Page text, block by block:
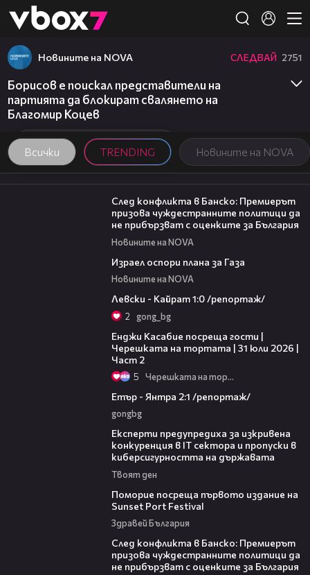
👾
Всички TRENDING Новините на NOVA
Новините на NOVA СЛЕДВАЙ 2751
Борисов е поискал представители на
партията да блокират свалянето на
Благомир Коцев
08:08
След конфликта в Банско: Премиерът
призова чуждестранните политици да
не прибързват с оценките за България
Новините на NOVA
Израел оспори плана за Газа
Новините на NOVA
Левски - Кайрат 1:0 /репортаж/
2 gong_bg
Енджи Касабие посреща гости |
Черешката на тортата | 31 юли 2026 |
Част 2
5 Черешката на тортата
Етър - Янтра 2:1 /репортаж/
gongbg
Експерти предупредиха за изкривена
конкуренция в IT сектора и пропуски в
киберсигурността на държавата
Твоят ден
Поморие посреща първото издание на
Sunset Port Festival
Здравей България
След конфликта в Банско: Премиерът
призова чуждестранните политици да
не прибързват с оценките за България